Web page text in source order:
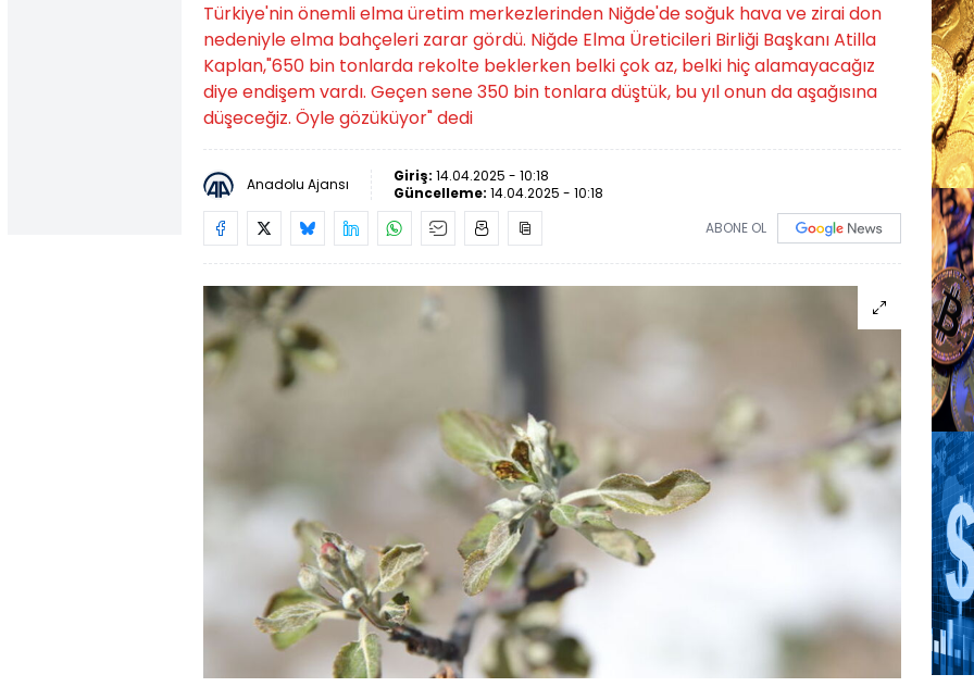
Türkiye'nin önemli elma üretim merkezlerinden Niğde'de soğuk hava ve zirai don
nedeniyle elma bahçeleri zarar gördü. Niğde Elma Üreticileri Birliği Başkanı Atilla
Kaplan,"650 bin tonlarda rekolte beklerken belki çok az, belki hiç alamayacağız
diye endişem vardı. Geçen sene 350 bin tonlara düştük, bu yıl onun da aşağısına
düşeceğiz. Öyle gözüküyor" dedi
Anadolu Ajansı Giriş: 14.04.2025 - 10:18
Güncelleme: 14.04.2025 - 10:18
ABONE OL